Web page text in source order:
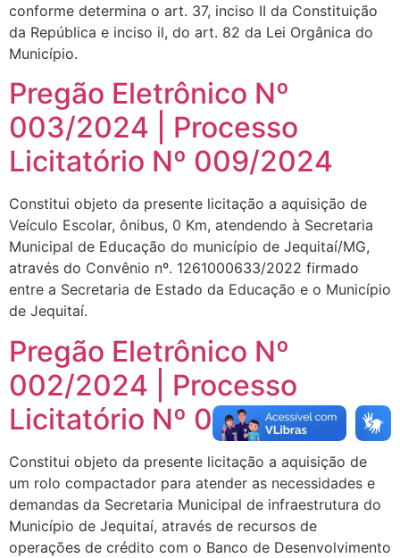
conforme determina o art. 37, inciso II da Constituição
da República e inciso il, do art. 82 da Lei Orgânica do
Município.
Pregão Eletrônico Nº
003/2024 | Processo
Licitatório Nº 009/2024
Constitui objeto da presente licitação a aquisição de
Veículo Escolar, ônibus, 0 Km, atendendo à Secretaria
Municipal de Educação do município de Jequitaí/MG,
através do Convênio nº. 1261000633/2022 firmado
entre a Secretaria de Estado da Educação e o Município
de Jequitaí.
Pregão Eletrônico Nº
002/2024 | Processo
Licitatório Nº 003/2024
Constitui objeto da presente licitação a aquisição de
um rolo compactador para atender as necessidades e
demandas da Secretaria Municipal de infraestrutura do
Município de Jequitaí, através de recursos de
operações de crédito com o Banco de Desenvolvimento